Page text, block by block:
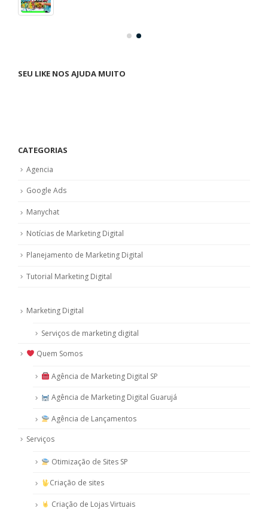
SEU LIKE NOS AJUDA MUITO
CATEGORIAS
Agencia
Google Ads
Manychat
Notícias de Marketing Digital
Planejamento de Marketing Digital
Tutorial Marketing Digital
Marketing Digital
Serviços de marketing digital
Quem Somos
Agência de Marketing Digital SP
Agência de Marketing Digital Guarujá
Agência de Lançamentos
Serviços
Otimização de Sites SP
Criação de sites
Criação de Lojas Virtuais